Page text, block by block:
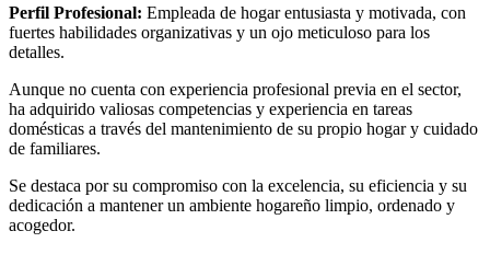
Perfil Profesional: Empleada de hogar entusiasta y motivada, con
fuertes habilidades organizativas y un ojo meticuloso para los
detalles.
Aunque no cuenta con experiencia profesional previa en el sector,
ha adquirido valiosas competencias y experiencia en tareas
domésticas a través del mantenimiento de su propio hogar y cuidado
de familiares.
Se destaca por su compromiso con la excelencia, su eficiencia y su
dedicación a mantener un ambiente hogareño limpio, ordenado y
acogedor.